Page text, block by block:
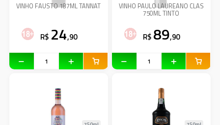
VINHO FAUSTO 187ML TANNAT
R$ 24,90
VINHO PAULO LAUREANO CLAS
750ML TINTO
R$ 89,90